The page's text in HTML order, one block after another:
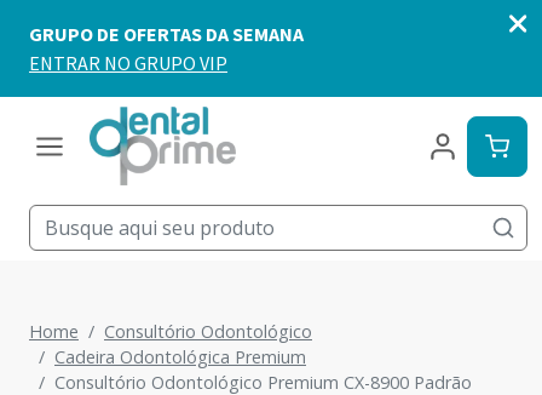
Home
Consultório Odontológico
Cadeira Odontológica Premium
Consultório Odontológico Premium CX-8900 Padrão